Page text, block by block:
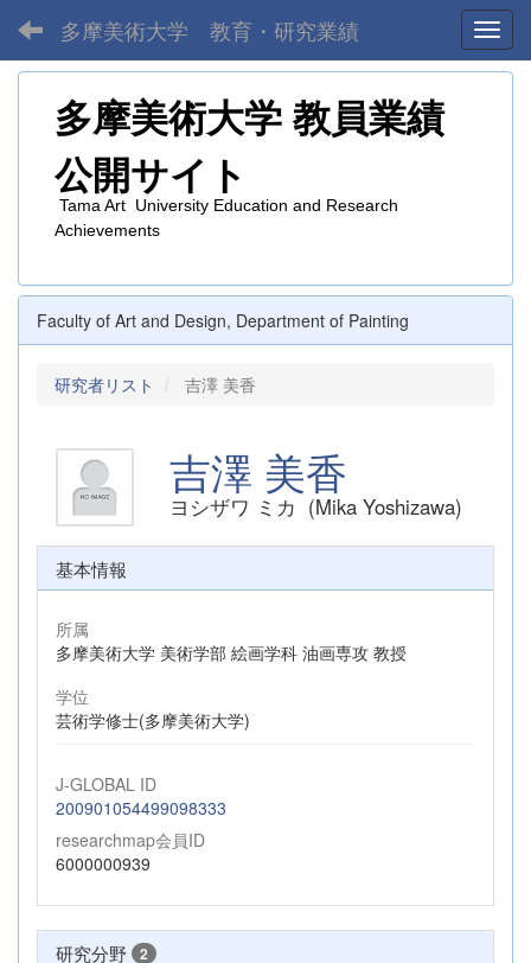
多摩美術大学 教育・研究業績
多摩美術大学 教員業績
公開サイト
Tama Art University Education and Research
Achievements
Faculty of Art and Design, Department of Painting
研究者リスト 吉澤 美香
吉澤 美香
ヨシザワ ミカ (Mika Yoshizawa)
基本情報
所属
多摩美術大学 美術学部 絵画学科 油画専攻 教授
学位
芸術学修士(多摩美術大学)
J-GLOBAL ID
200901054499098333
researchmap会員ID
6000000939
研究分野 2